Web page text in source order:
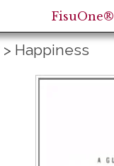
FisuOne®
> Happiness